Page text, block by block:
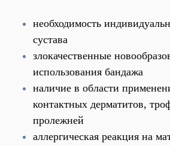
необходимость
сустава
злокачественные
использования бандажа
наличие в области
контактных дерматитов,
пролежней
аллергическая реакция на